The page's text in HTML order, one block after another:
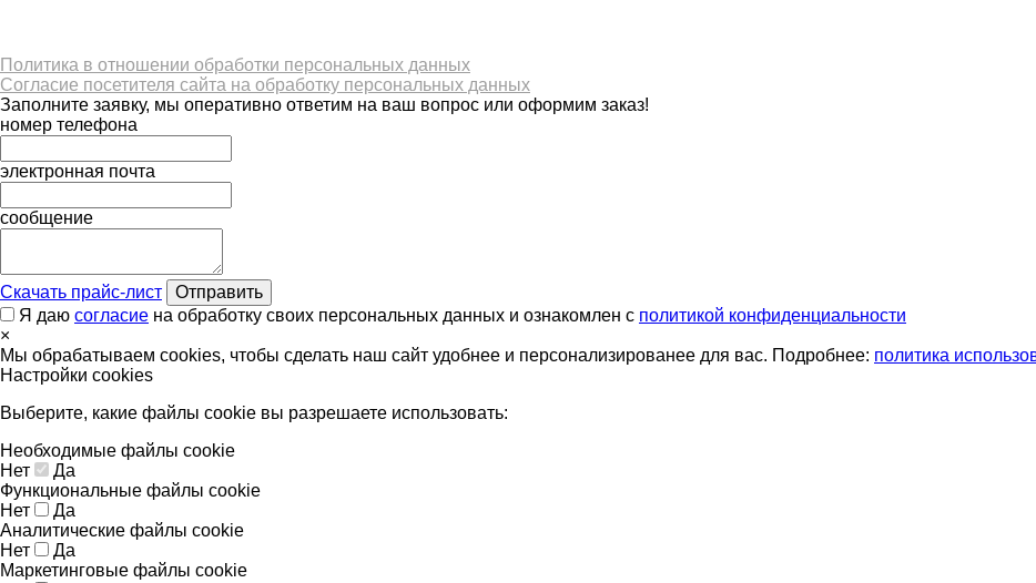
Политика в отношении обработки персональных данных
Согласие посетителя сайта на обработку персональных данных
Заполните заявку, мы оперативно ответим на ваш вопрос или оформим заказ!
номер телефона
электронная почта
сообщение
Скачать прайс-лист
Отправить
Я даю согласие на обработку своих персональных данных и ознакомлен с политикой конфиденциальности
×
Мы обрабатываем cookies, чтобы сделать наш сайт удобнее и персонализированее для вас. Подробнее: политика
Настройки cookies
Выберите, какие файлы cookie вы разрешаете использовать:
Необходимые файлы cookie
Нет
Да
Функциональные файлы cookie
Нет
Да
Аналитические файлы cookie
Нет
Да
Маркетинговые файлы cookie